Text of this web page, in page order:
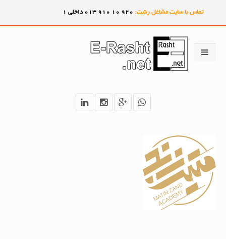
تماس با سایت مشاغل رشت: 920
10
910 013 داخلی 1